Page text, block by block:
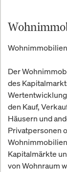
Der
des
den Kauf,
Häusern und
Privatpersonen
Kapitalmärkte
von Wohnraum